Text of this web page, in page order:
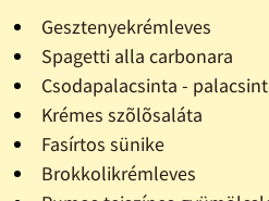
Gesztenyekrémleves
Spagetti alla carbonara
Csodapalacsinta -
Krémes szõlõsaláta
Fasírtos sünike
Brokkolikrémleves